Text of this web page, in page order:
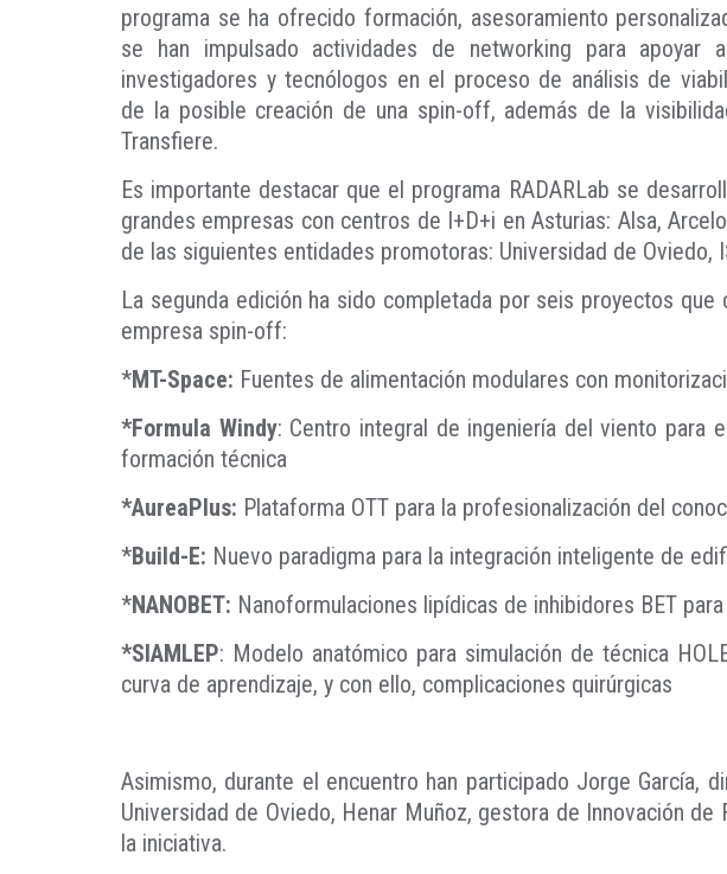
programa se ha ofrecido formación, asesoramiento
se han impulsado actividades de networking para apoyar
investigadores y tecnólogos en el proceso de análisis de
de la posible creación de una spin-off, además de la
Transfiere.
Es importante destacar que el programa RADARLab se
grandes empresas con centros de I+D+i en Asturias: Alsa,
de las siguientes entidades promotoras: Universidad de Oviedo,
La segunda edición ha sido completada por seis proyectos
empresa spin-off:
*MT-Space: Fuentes de alimentación modulares con
*Formula Windy: Centro integral de ingeniería del viento para
formación técnica
*AureaPlus: Plataforma OTT para la profesionalización del
*Build-E: Nuevo paradigma para la integración inteligente de
*NANOBET: Nanoformulaciones lipídicas de inhibidores BET
*SIAMLEP: Modelo anatómico para simulación de técnica
curva de aprendizaje, y con ello, complicaciones quirúrgicas
Asimismo, durante el encuentro han participado Jorge García,
Universidad de Oviedo, Henar Muñoz, gestora de Innovación
la iniciativa.